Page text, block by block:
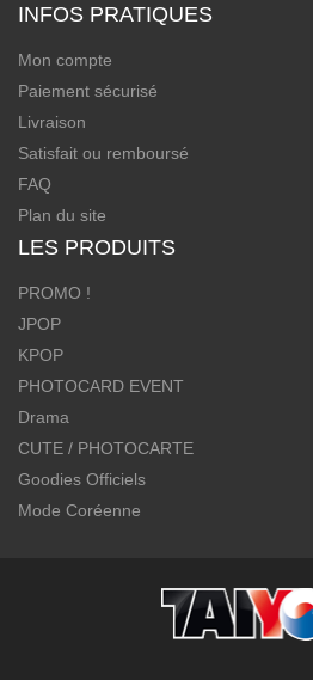
INFOS PRATIQUES
Mon compte
Paiement sécurisé
Livraison
Satisfait ou remboursé
FAQ
Plan du site
LES PRODUITS
PROMO !
JPOP
KPOP
PHOTOCARD EVENT
Drama
CUTE / PHOTOCARTE
Goodies Officiels
Mode Coréenne